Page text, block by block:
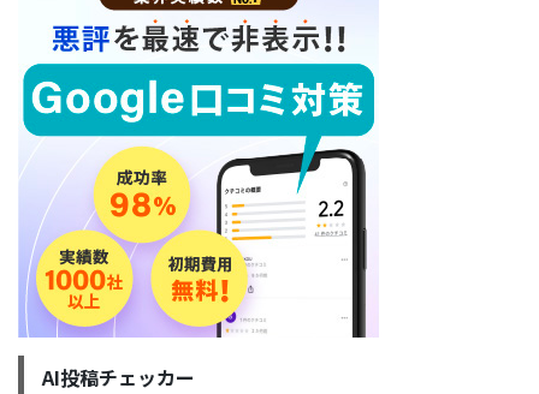
AI投稿チェッカー